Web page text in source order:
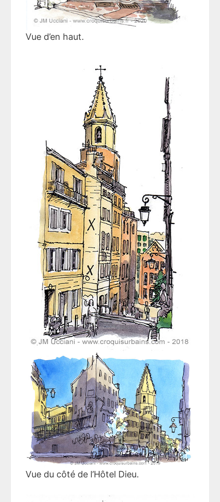
Vue d’en haut.
Vue du côté de l’Hôtel Dieu.